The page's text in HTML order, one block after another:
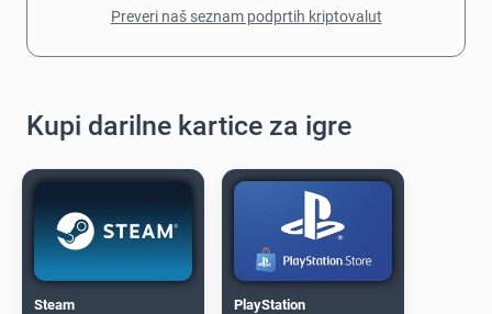
Preveri naš seznam podprtih kriptovalut
Kupi darilne kartice za igre
Steam PlayStation